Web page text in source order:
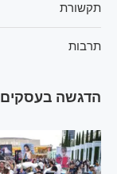
תקשורת
תרבות
הדגשה בעסקים